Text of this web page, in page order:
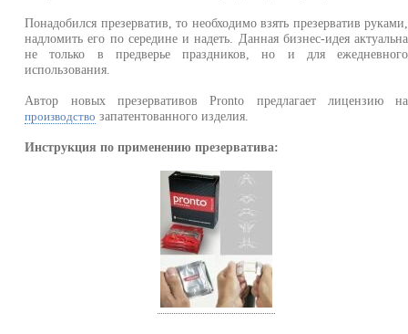
Понадобился презерватив, то необходимо взять презерватив руками,
надломить его по середине и надеть. Данная бизнес-идея актуальна
не только в предверье праздников, но и для ежедневного
использования.
Автор новых презервативов Pronto предлагает лицензию на
производство запатентованного изделия.
Инструкция по применению презерватива: